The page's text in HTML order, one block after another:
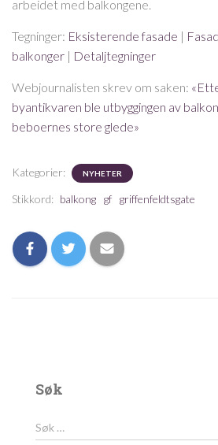
arbeidet med balkongene.
Tegninger: Eksisterende fasade |
balkonger | Detaljtegninger
Webjournalisten skrev om saken:
byantikvaren ble utbyggingen av
beboernes store glede»
Kategorier: NYHETER
Stikkord: balkong gf griffenfeldtsgate
Søk
ø
Søk …